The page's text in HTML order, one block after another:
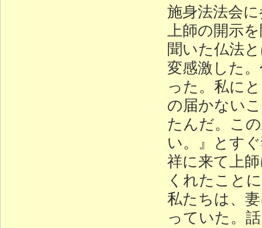
施身法法会
上師の開示
聞いた仏法
変感激した
った。私に
の届かない
たんだ。こ
い。』とす
祥に来て上
くれたこと
私たちは、
っていた。